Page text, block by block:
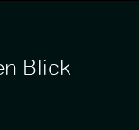
Blick